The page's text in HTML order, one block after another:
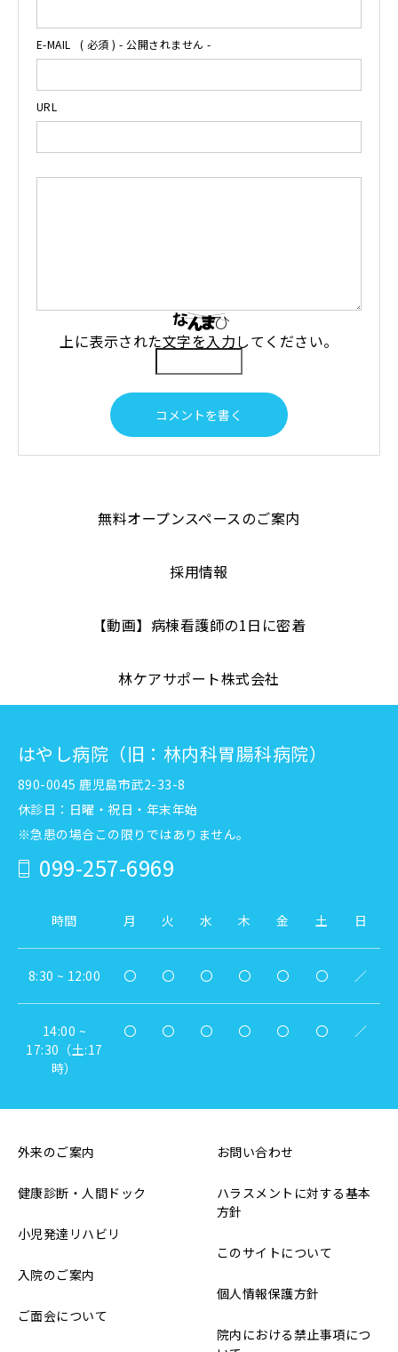
E-MAIL ( 必須 ) - 公開されません -
URL
上に表示された文字を入力してください。
無料オープンスペースのご案内
採用情報
【動画】病棟看護師の1日に密着
林ケアサポート株式会社
はやし病院（旧：林内科胃腸科病院）
890-0045 鹿児島市武2-33-8
休診日：日曜・祝日・年末年始
※急患の場合この限りではありません。
099-257-6969
時間 月 火 水 木 金 土 日
8:30 ~ 12:00 〇 〇 〇 〇 〇 〇 ／
14:00 ~
17:30（土:17
時）
〇 〇 〇 〇 〇 〇 ／
外来のご案内
健康診断・人間ドック
小児発達リハビリ
入院のご案内
ご面会について
お問い合わせ
ハラスメントに対する基本
方針
このサイトについて
個人情報保護方針
院内における禁止事項につ